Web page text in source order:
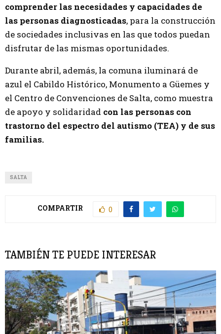
comprender las necesidades y capacidades de
las personas diagnosticadas, para la construcción
de sociedades inclusivas en las que todos puedan
disfrutar de las mismas oportunidades.
Durante abril, además, la comuna iluminará de
azul el Cabildo Histórico, Monumento a Güemes y
el Centro de Convenciones de Salta, como muestra
de apoyo y solidaridad con las personas con
trastorno del espectro del autismo (TEA) y de sus
familias.
SALTA
COMPARTIR 0
TAMBIÉN TE PUEDE INTERESAR